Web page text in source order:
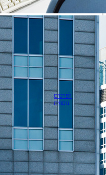
לפרטים
נוספים